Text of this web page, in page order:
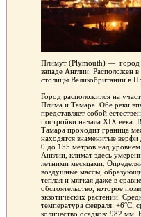
Плимут (Plymouth) — город
западе Англии. Расположен
столицы Великобритании в
Город расположился на
Плима и Тамара. Обе реки
представляет собой
постройки начала XIX века.
Тамара проходит граница
находятся знаменитые
0 до 155 метров над
Англии, климат здесь
летними месяцами.
воздушные массы,
теплая и мягкая даже в
обстоятельство, которое
экзотических растений.
температура февраля: +6°С;
количество осадков: 982 мм.